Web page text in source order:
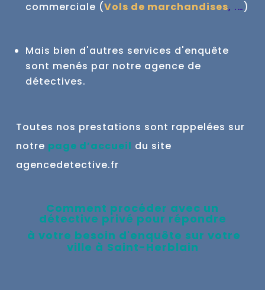
commerciale (Vols de marchandises, .…)
Mais bien d'autres services d'enquête
sont menés par notre agence de
détectives.
Toutes nos prestations sont rappelées sur
notre page d’accueil du site
agencedetective.fr
Comment procéder avec un
détective privé pour répondre
à votre besoin d'enquête sur votre
ville à Saint-Herblain